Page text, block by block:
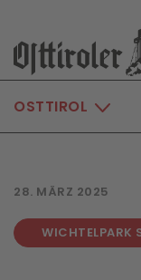
Skip to main
OSTTIROL
28. MÄRZ 2025
WICHTELPARK